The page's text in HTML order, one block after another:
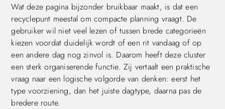
Wat deze pagina bijzonder bruikbaar maakt, is dat een
recyclepunt meestal om compacte planning vraagt. De
gebruiker wil niet veel lezen of tussen brede categorieën
kiezen voordat duidelijk wordt of een rit vandaag of op
een andere dag nog zinvol is. Daarom heeft deze cluster
een sterk organiserende functie. Zij vertaalt een praktische
vraag naar een logische volgorde van denken: eerst het
type voorziening, dan het juiste dagtype, daarna pas de
bredere route.